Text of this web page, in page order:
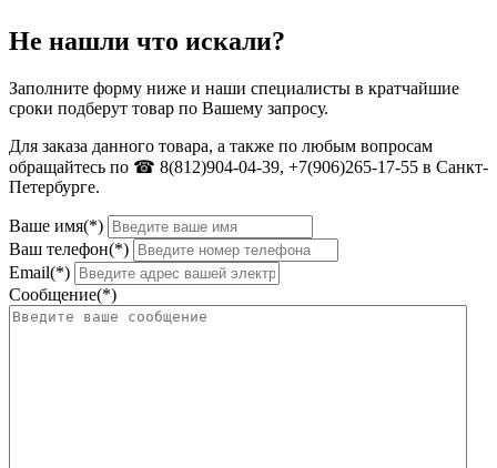
Не нашли что искали?
Заполните форму ниже и наши специалисты в кратчайшие
сроки подберут товар по Вашему запросу.
Для заказа данного товара, а также по любым вопросам
обращайтесь по ☎ 8(812)904-04-39, +7(906)265-17-55 в Санкт-
Петербурге.
Ваше имя(*)
Ваш телефон(*)
Email(*)
Сообщение(*)